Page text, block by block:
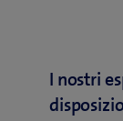
I nostri